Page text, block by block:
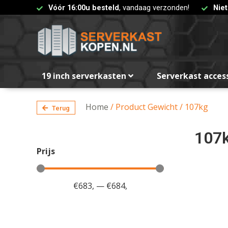
Vóór 16:00u besteld, vandaag verzonden!
19 inch serverkasten Serverkast
Terug Home / Product Gewicht / 107kg
Prijs
€683, — €684,